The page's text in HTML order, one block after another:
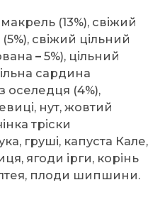
(13%), свіжий
свіжий цільний
– 5%), цільний
сардина
оселедця (4%),
нут, жовтий
тріски
груші, капуста Кале,
ягоди ірги, корінь
плоди шипшини.